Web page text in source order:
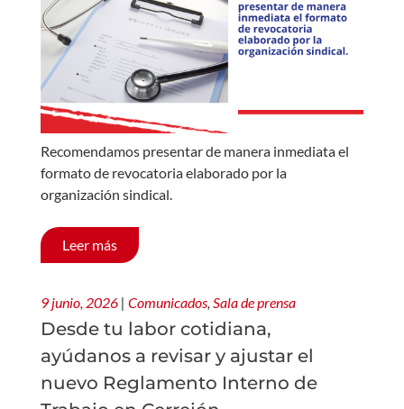
Recomendamos presentar de manera inmediata el
formato de revocatoria elaborado por la
organización sindical.
Leer más
9 junio, 2026 | Comunicados, Sala de prensa
Desde tu labor cotidiana,
ayúdanos a revisar y ajustar el
nuevo Reglamento Interno de